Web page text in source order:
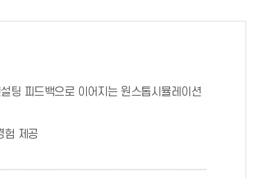
피드백으로 이어지는 원스톱시뮬레이션
험 제공